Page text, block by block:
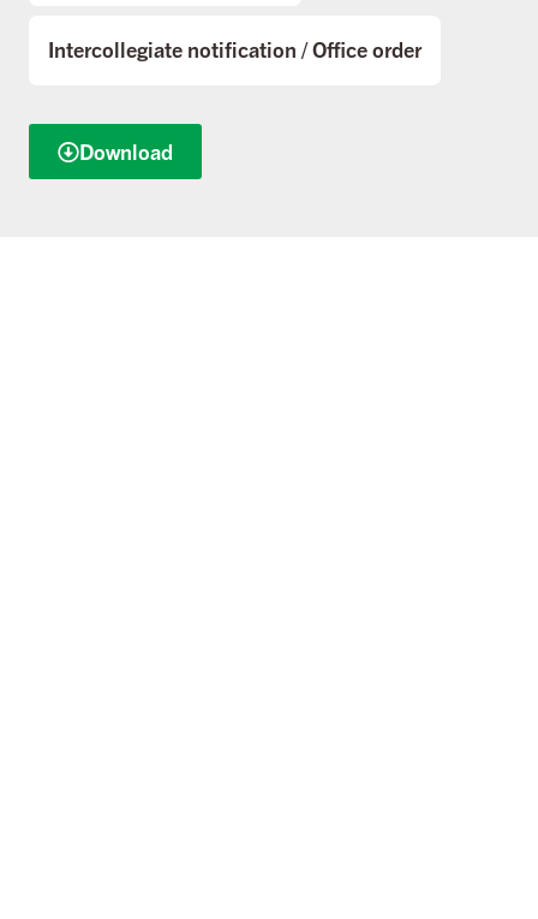
Intercollegiate notification /Office order
Download